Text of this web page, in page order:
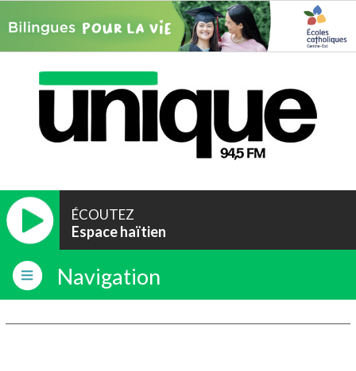
ÉCOUTEZ
Espace haïtien
Navigation